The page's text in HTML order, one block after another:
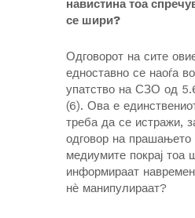
навистина тоа
се шири?
Одговорот на сите
едноставно се наоѓа
упатство на СЗО од
(6). Ова е
треба да се истражи,
одговор на прашањето
медиумите покрај тоа
информираат
нѐ манипулираат?